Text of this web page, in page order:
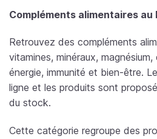
Compléments alimentaires au
Retrouvez des compléments
vitamines, minéraux,
énergie, immunité et bien-être.
ligne et les produits sont
du stock.
Cette catégorie regroupe des